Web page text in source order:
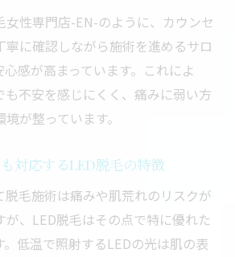
女性専門店-EN-のように、カウンセ
寧に確認しながら施術を進めるサロ
感が高まっています。これによ
も不安を感じにくく、痛みに弱い方
が整っています。
対応するLED脱毛の特徴
脱毛施術は痛みや肌荒れのリスクが
が、LED脱毛はその点で特に優れた
低温で照射するLEDの光は肌の表